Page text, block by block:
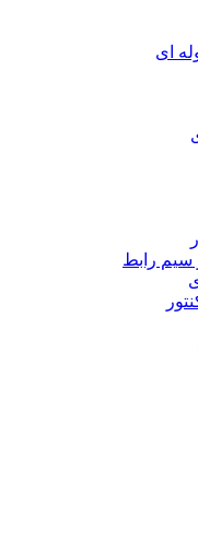
ای
سیم رابط